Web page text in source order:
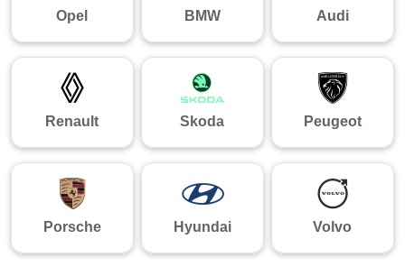
Opel BMW Audi
Renault Skoda Peugeot
Porsche Hyundai Volvo